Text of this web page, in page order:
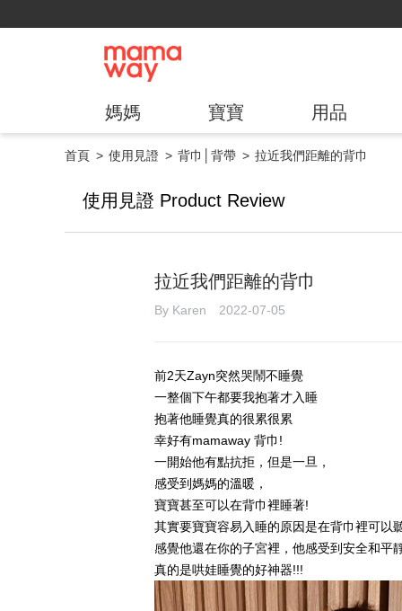
媽媽 寶寶 用品
首頁 使用見證 背巾│背帶 拉近我們距離的背巾
使用見證 Product Review
拉近我們距離的背巾
By Karen 2022-07-05
前2天Zayn突然哭鬧不睡覺
一整個下午都要我抱著才入睡
抱著他睡覺真的很累很累
幸好有mamaway 背巾!
一開始他有點抗拒，但是一旦，
感受到媽媽的溫暖，
寶寶甚至可以在背巾裡睡著!
其實要寶寶容易入睡的原因是在背巾裡可以
感覺他還在你的子宮裡，他感受到安全和平
真的是哄娃睡覺的好神器!!!